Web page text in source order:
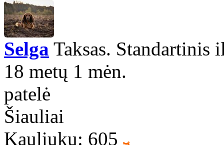
Selga Taksas. Standartinis
18 metų 1 mėn.
patelė
Šiauliai
Kauliukų: 605